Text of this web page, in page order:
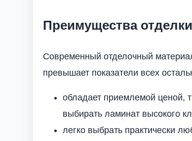
Преимущества
Современный отделочный
превышает показатели всех
обладает приемлемой ценой,
выбирать ламинат высокого
легко выбрать практически